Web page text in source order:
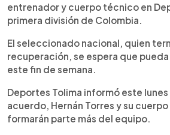
entrenador y cuerpo técnico en
primera división de Colombia.
El seleccionado nacional, quien
recuperación, se espera que
este fin de semana.
Deportes Tolima informó este
acuerdo, Hernán Torres y su
formarán parte más del equipo.